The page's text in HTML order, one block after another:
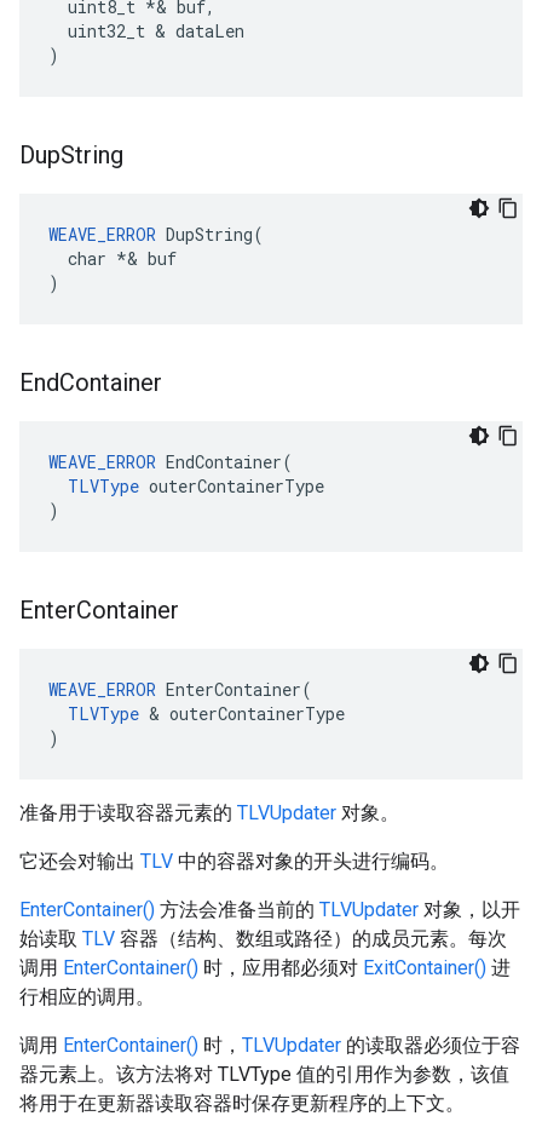
  uint8_t *& buf,
  uint32_t & dataLen
)
DupString
WEAVE_ERROR DupString(
  char *& buf
)
EndContainer
WEAVE_ERROR EndContainer(
TLVType outerContainerType
)
EnterContainer
WEAVE_ERROR EnterContainer(
TLVType & outerContainerType
)
准备用于读取容器元素的 TLVUpdater 对象。
它还会对输出 TLV 中的容器对象的开头进行编码。
EnterContainer() 方法会准备当前的 TLVUpdater 对象，以开
始读取 TLV 容器（结构、数组或路径）的成员元素。每次
调用 EnterContainer() 时，应用都必须对 ExitContainer() 进
行相应的调用。
调用 EnterContainer() 时， TLVUpdater 的读取器必须位于容
器元素上。该方法将对 TLVType 值的引用作为参数，该值
将用于在更新器读取容器时保存更新程序的上下文。